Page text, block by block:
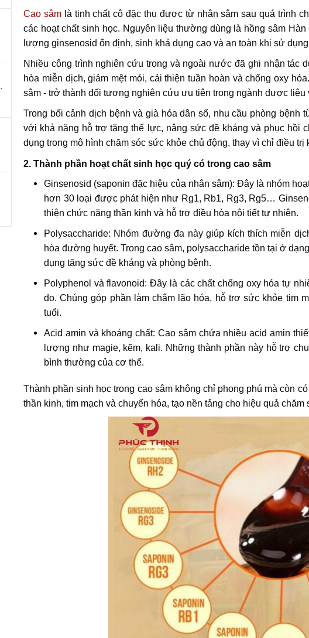
Cao sâmlà tinh chất cô đặc thu được từ nhân sâm sau quá trình
các hoạt chất sinh học. Nguyên liệu thường dùng là hồng sâm
lượng ginsenosid ổn định, sinh khả dụng cao và an toàn khi sử
Nhiều công trình nghiên cứu trong và ngoài nước đã ghi nhận tác
hòa miễn dịch, giảm mệt mỏi, cải thiện tuần hoàn và chống oxy
sâm - trở thành đối tượng nghiên cứu ưu tiên trong ngành dược liệu
Trong bối cảnh dịch bệnh và già hóa dân số, nhu cầu phòng
với khả năng hỗ trợ tăng thể lực, nâng sức đề kháng và phục hồi
dụng trong mô hình chăm sóc sức khỏe chủ động, thay vì chỉ điều trị
2. Thành phần hoạt chất sinh học quý có trong cao sâm
Ginsenosid (saponin đặc hiệu của nhân sâm): Đây là nhóm
hơn 30 loại được phát hiện như Rg1, Rb1, Rg3, Rg5…
thiện chức năng thần kinh và hỗ trợ điều hòa nội tiết tự nhiên.
Polysaccharide: Nhóm đường đa này giúp kích thích miễn
hòa đường huyết. Trong cao sâm, polysaccharide tồn tại ở
dụng tăng sức đề kháng và phòng bệnh.
Polyphenol và flavonoid: Đây là các chất chống oxy hóa tự
do. Chúng góp phần làm chậm lão hóa, hỗ trợ sức khỏe tim
tuổi.
Acid amin và khoáng chất: Cao sâm chứa nhiều acid amin
lượng như magie, kẽm, kali. Những thành phần này hỗ trợ
bình thường của cơ thể.
Thành phần sinh học trong cao sâm không chỉ phong phú mà còn
thần kinh, tim mạch và chuyển hóa, tạo nền tảng cho hiệu quả chăm